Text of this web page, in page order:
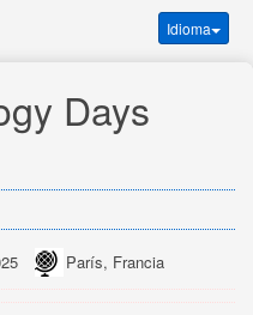
Idioma
Days
París, Francia